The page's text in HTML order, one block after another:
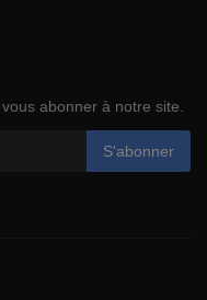
abonner à notre site.
S'abonner